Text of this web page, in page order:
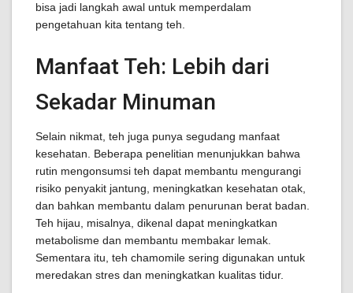
bisa jadi langkah awal untuk memperdalam
pengetahuan kita tentang teh.
Manfaat Teh: Lebih dari
Sekadar Minuman
Selain nikmat, teh juga punya segudang manfaat
kesehatan. Beberapa penelitian menunjukkan bahwa
rutin mengonsumsi teh dapat membantu mengurangi
risiko penyakit jantung, meningkatkan kesehatan otak,
dan bahkan membantu dalam penurunan berat badan.
Teh hijau, misalnya, dikenal dapat meningkatkan
metabolisme dan membantu membakar lemak.
Sementara itu, teh chamomile sering digunakan untuk
meredakan stres dan meningkatkan kualitas tidur.